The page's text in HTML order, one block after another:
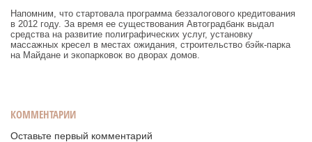
Напомним, что стартовала программа беззалогового кредитования
в 2012 году. За время ее существования Автоградбанк выдал
средства на развитие полиграфических услуг, установку
массажных кресел в местах ожидания, строительство бэйк-парка
на Майдане и экопарковок во дворах домов.
КОММЕНТАРИИ
Оставьте первый комментарий